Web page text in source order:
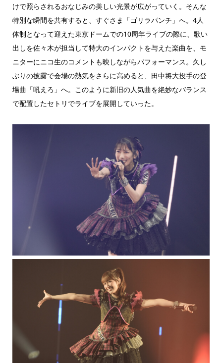
けで照らされるおなじみの美しい光景が広がっていく。そんな
特別な瞬間を共有すると、すぐさま「ゴリラパンチ」へ。4人
体制となって迎えた東京ドームでの10周年ライブの際に、歌い
出しを佐々木が担当して特大のインパクトを与えた楽曲を、モ
ニターにニコ生のコメントも映しながらパフォーマンス。久し
ぶりの披露で会場の熱気をさらに高めると、田中将大投手の登
場曲「吼えろ」へ。このように新旧の人気曲を絶妙なバランス
で配置したセトリでライブを展開していった。